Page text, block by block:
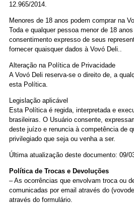
12.965/2014.
Menores de 18 anos podem comprar na
Toda e qualquer pessoa menor de 18
consentimento expresso de seus
fornecer quaisquer dados à Vovó Deli..
Alteração na Política de Privacidade
A Vovó Deli reserva-se o direito de, a
esta Política.
Legislação aplicável
Esta Política é regida, interpretada e
brasileiras. O Usuário consente,
deste juízo e renuncia à competência de
privilegiado que seja ou venha a ser.
Última atualização deste documento: 09/
Política de Trocas e Devoluções
– As ocorrências que envolvam troca ou
comunicadas por email através do
através do formulário.